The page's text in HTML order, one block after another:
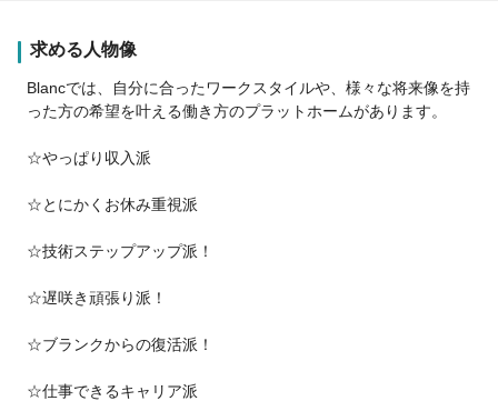
求める人物像
Blancでは、自分に合ったワークスタイルや、様々な将来像を持
った方の希望を叶える働き方のプラットホームがあります。
☆やっぱり収入派
☆とにかくお休み重視派
☆技術ステップアップ派！
☆遅咲き頑張り派！
☆ブランクからの復活派！
☆仕事できるキャリア派